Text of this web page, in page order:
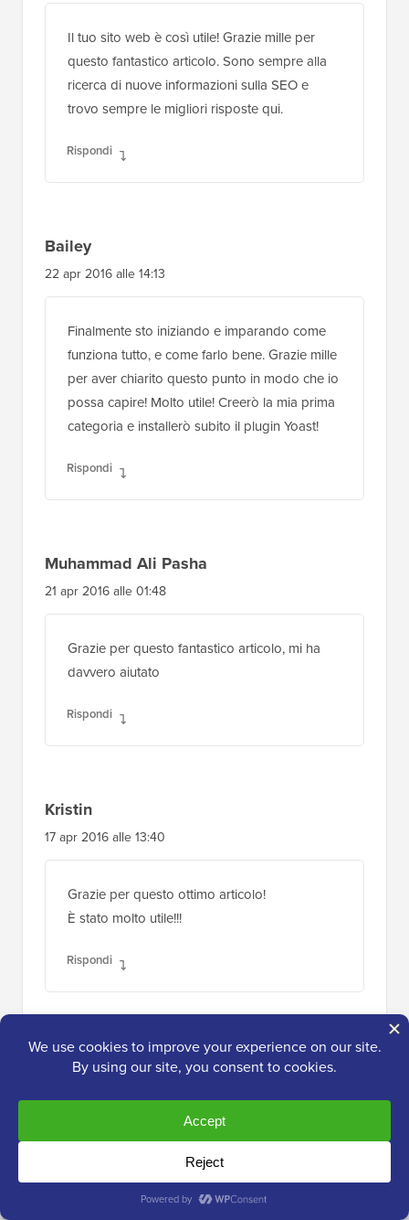
Il tuo sito web è così utile! Grazie mille per
questo fantastico articolo. Sono sempre alla
ricerca di nuove informazioni sulla SEO e
trovo sempre le migliori risposte qui.
Rispondi
Bailey
22 apr 2016 alle 14:13
Finalmente sto iniziando e imparando come
funziona tutto, e come farlo bene. Grazie mille
per aver chiarito questo punto in modo che io
possa capire! Molto utile! Creerò la mia prima
categoria e installerò subito il plugin Yoast!
Rispondi
Muhammad Ali Pasha
21 apr 2016 alle 01:48
Grazie per questo fantastico articolo, mi ha
davvero aiutato
Rispondi
Kristin
17 apr 2016 alle 13:40
Grazie per questo ottimo articolo!
È stato molto utile!!!
Rispondi
John Thomas
Grazie per un bel post, è molto utile.
Rispondi